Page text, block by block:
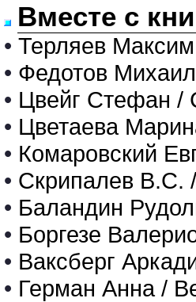
Вместе с
• Терляев
• Федотов
• Цвейг Стефан /
• Цветаева
• Комаровский
• Скрипалев В.С.
• Баландин
• Боргезе
• Ваксберг
• Герман Анна /